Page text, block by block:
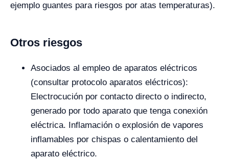
ejemplo guantes para riesgos por atas temperaturas).
Otros riesgos
Asociados al empleo de aparatos eléctricos
(consultar protocolo aparatos eléctricos):
Electrocución por contacto directo o indirecto,
generado por todo aparato que tenga conexión
eléctrica. Inflamación o explosión de vapores
inflamables por chispas o calentamiento del
aparato eléctrico.